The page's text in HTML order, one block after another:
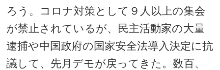
ろう。コロナ対策として９人以上の集会
が禁止されているが、民主活動家の大量
逮捕や中国政府の国家安全法導入決定に抗
議して、先月デモが戻ってきた。数百、